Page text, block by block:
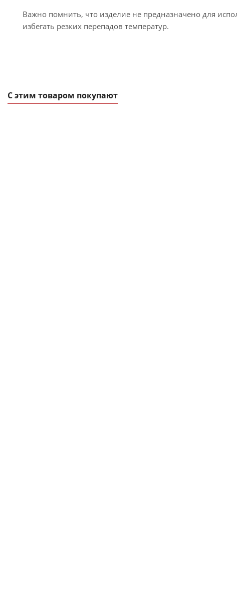
Важно помнить, что изделие не предназначено для
избегать резких перепадов температур.
С этим товаром покупают